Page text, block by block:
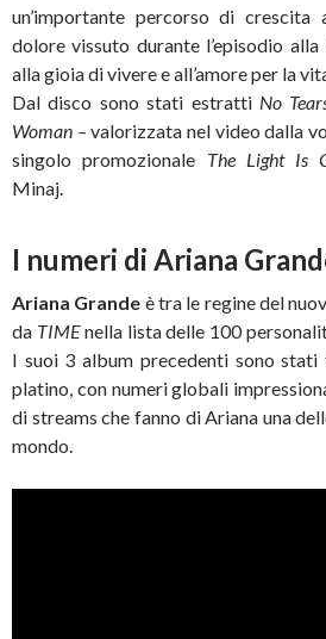
un’importante percorso di crescita
dolore vissuto durante l’episodio
alla gioia di vivere e all’amore per la
Dal disco sono stati estratti No
Woman –valorizzata nel video dalla
singolo promozionale The Light Is
Minaj.
I numeri di Ariana
Ariana Grande è tra le regine del
da TIMEnella lista delle 100
I suoi 3 album precedenti sono
platino, con numeri globali
di streams che fanno di Ariana una
mondo.